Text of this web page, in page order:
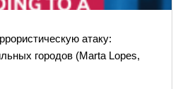
атаку:
городов (Marta Lopes,